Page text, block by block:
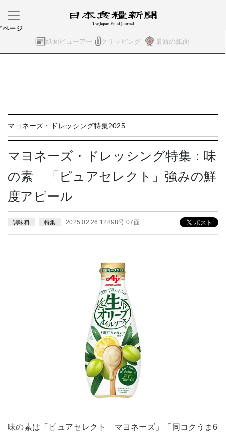
紙面ビューアー クリッピング 最新の紙面
ページ
マヨネーズ・ドレッシング特集2025
マヨネーズ・ドレッシング特集：味
の素 「ピュアセレクト」強みの鮮
度アピール
調味料 特集 2025.02.26 12898号 07面
味の素は「ピュアセレクト マヨネーズ」「同コクうま6